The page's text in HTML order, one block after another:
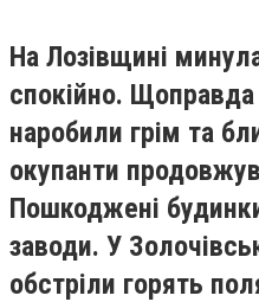
На Лозівщині
спокійно. Щоправда
наробили грім та
окупанти
Пошкоджені
заводи. У
обстріли горять